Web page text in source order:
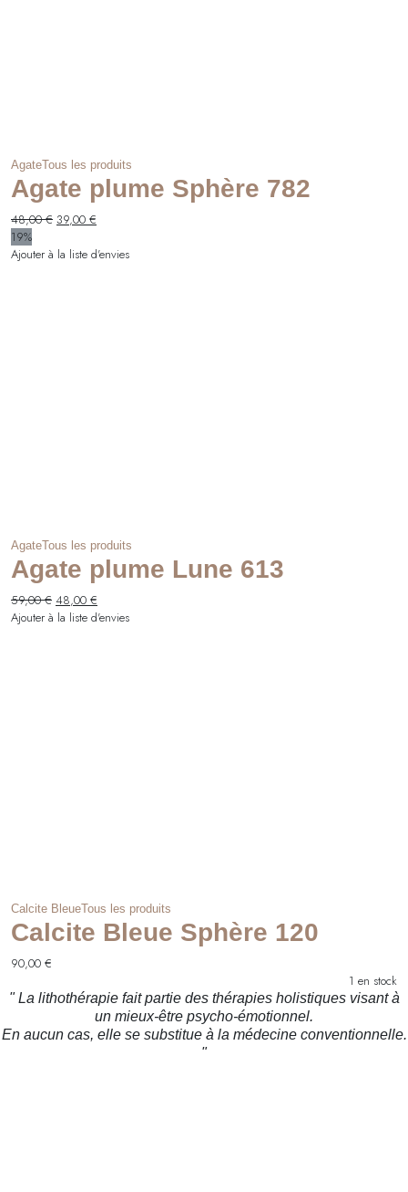
AgateTous les produits
Agate plume Sphère 782
48,00€ Le
initial
39,00 €
actuel
19%
Ajouter à la liste d'envies
AgateTous les produits
Agate plume Lune 613
59,00€ Le
prix
48,00 €
prix
Ajouter à la liste d'envies
Calcite BleueTous les produits
Calcite Bleue Sphère 120
90,00 €
1 en stock
" La lithothérapie fait partie des thérapies holistiques visant à
un mieux-être psycho-émotionnel.
En aucun cas, elle se substitue à la médecine conventionnelle.
"